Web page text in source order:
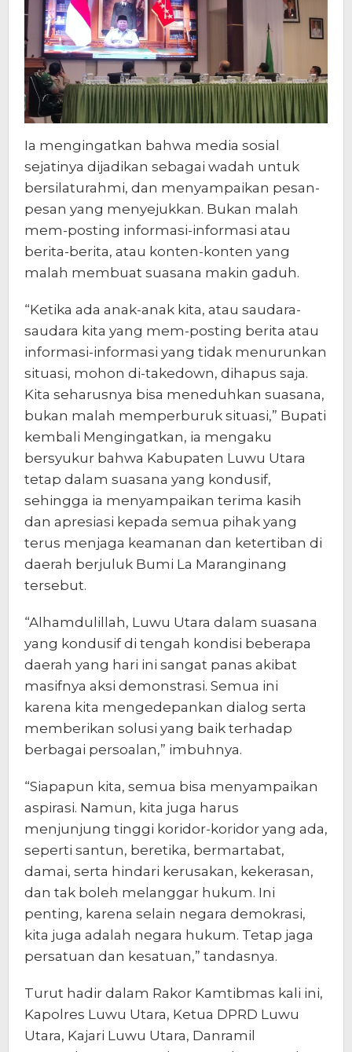
Ia mengingatkan bahwa media sosial
sejatinya dijadikan sebagai wadah untuk
bersilaturahmi, dan menyampaikan pesan-
pesan yang menyejukkan. Bukan malah
mem-posting informasi-informasi atau
berita-berita, atau konten-konten yang
malah membuat suasana makin gaduh.
“Ketika ada anak-anak kita, atau saudara-
saudara kita yang mem-posting berita atau
informasi-informasi yang tidak menurunkan
situasi, mohon di-takedown, dihapus saja.
Kita seharusnya bisa meneduhkan suasana,
bukan malah memperburuk situasi,” Bupati
kembali Mengingatkan, ia mengaku
bersyukur bahwa Kabupaten Luwu Utara
tetap dalam suasana yang kondusif,
sehingga ia menyampaikan terima kasih
dan apresiasi kepada semua pihak yang
terus menjaga keamanan dan ketertiban di
daerah berjuluk Bumi La Maranginang
tersebut.
“Alhamdulillah, Luwu Utara dalam suasana
yang kondusif di tengah kondisi beberapa
daerah yang hari ini sangat panas akibat
masifnya aksi demonstrasi. Semua ini
karena kita mengedepankan dialog serta
memberikan solusi yang baik terhadap
berbagai persoalan,” imbuhnya.
“Siapapun kita, semua bisa menyampaikan
aspirasi. Namun, kita juga harus
menjunjung tinggi koridor-koridor yang ada,
seperti santun, beretika, bermartabat,
damai, serta hindari kerusakan, kekerasan,
dan tak boleh melanggar hukum. Ini
penting, karena selain negara demokrasi,
kita juga adalah negara hukum. Tetap jaga
persatuan dan kesatuan,” tandasnya.
Turut hadir dalam Rakor Kamtibmas kali ini,
Kapolres Luwu Utara, Ketua DPRD Luwu
Utara, Kajari Luwu Utara, Danramil